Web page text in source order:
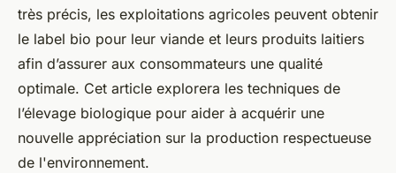
très précis, les exploitations agricoles peuvent obtenir
le label bio pour leur viande et leurs produits laitiers
afin d’assurer aux consommateurs une qualité
optimale. Cet article explorera les techniques de
l’élevage biologique pour aider à acquérir une
nouvelle appréciation sur la production respectueuse
de l'environnement.